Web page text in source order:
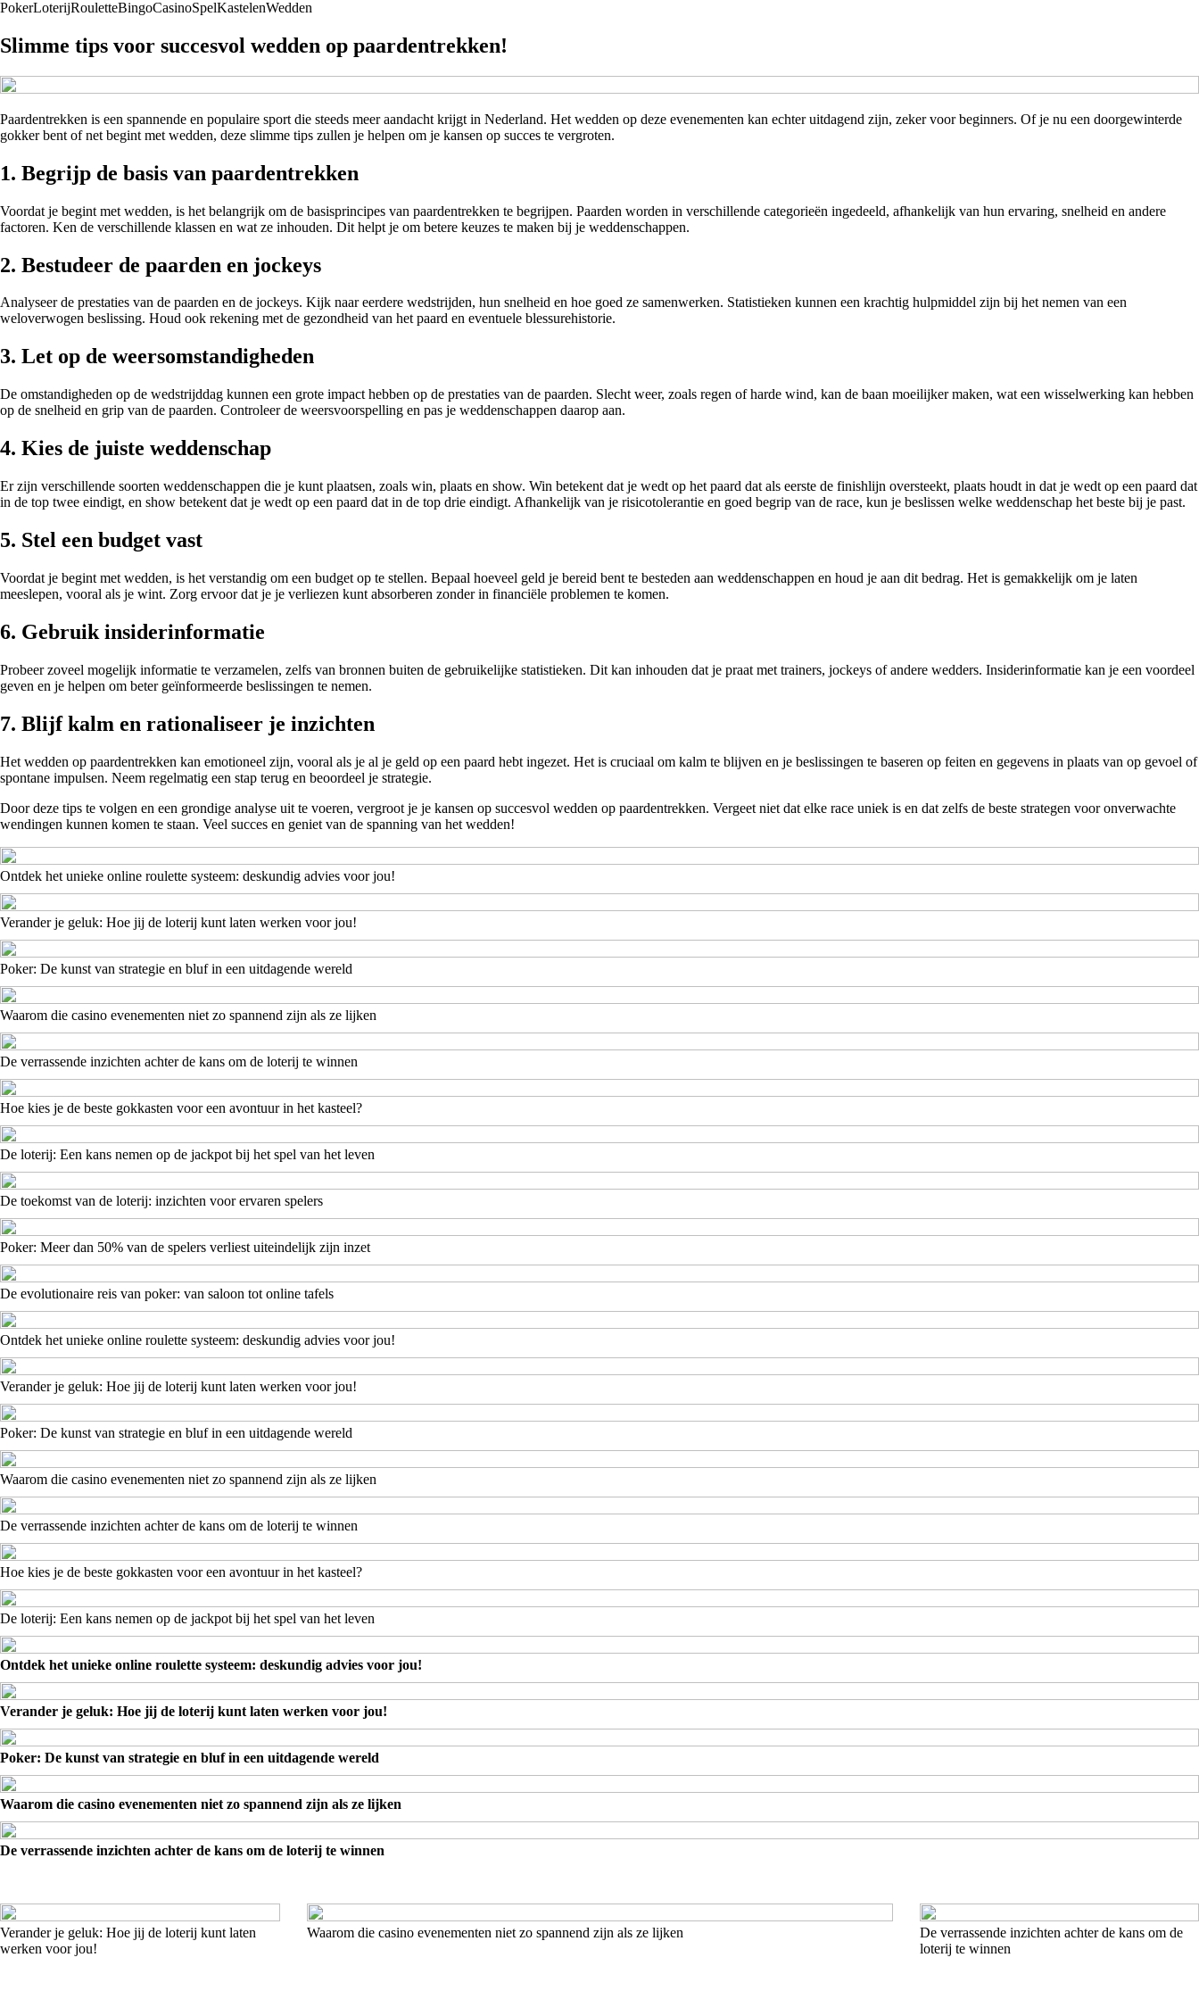
PokerLoterijRouletteBingoCasinoSpelKastelenWedden
Slimme tips voor succesvol wedden op paardentrekken!
Paardentrekken is een spannende en populaire sport die steeds meer aandacht krijgt in Nederland. Het wedden op deze evenementen kan echter uitdagend zijn, zeker voor beginners. Of je nu een doorgewinterde
gokker bent of net begint met wedden, deze slimme tips zullen je helpen om je kansen op succes te vergroten.
1. Begrijp de basis van paardentrekken
Voordat je begint met wedden, is het belangrijk om de basisprincipes van paardentrekken te begrijpen. Paarden worden in verschillende categorieën ingedeeld, afhankelijk van hun ervaring, snelheid en andere
factoren. Ken de verschillende klassen en wat ze inhouden. Dit helpt je om betere keuzes te maken bij je weddenschappen.
2. Bestudeer de paarden en jockeys
Analyseer de prestaties van de paarden en de jockeys. Kijk naar eerdere wedstrijden, hun snelheid en hoe goed ze samenwerken. Statistieken kunnen een krachtig hulpmiddel zijn bij het nemen van een
weloverwogen beslissing. Houd ook rekening met de gezondheid van het paard en eventuele blessurehistorie.
3. Let op de weersomstandigheden
De omstandigheden op de wedstrijddag kunnen een grote impact hebben op de prestaties van de paarden. Slecht weer, zoals regen of harde wind, kan de baan moeilijker maken, wat een wisselwerking kan hebben
op de snelheid en grip van de paarden. Controleer de weersvoorspelling en pas je weddenschappen daarop aan.
4. Kies de juiste weddenschap
Er zijn verschillende soorten weddenschappen die je kunt plaatsen, zoals win, plaats en show. Win betekent dat je wedt op het paard dat als eerste de finishlijn oversteekt, plaats houdt in dat je wedt op een paard dat
in de top twee eindigt, en show betekent dat je wedt op een paard dat in de top drie eindigt. Afhankelijk van je risicotolerantie en goed begrip van de race, kun je beslissen welke weddenschap het beste bij je past.
5. Stel een budget vast
Voordat je begint met wedden, is het verstandig om een budget op te stellen. Bepaal hoeveel geld je bereid bent te besteden aan weddenschappen en houd je aan dit bedrag. Het is gemakkelijk om je laten
meeslepen, vooral als je wint. Zorg ervoor dat je je verliezen kunt absorberen zonder in financiële problemen te komen.
6. Gebruik insiderinformatie
Probeer zoveel mogelijk informatie te verzamelen, zelfs van bronnen buiten de gebruikelijke statistieken. Dit kan inhouden dat je praat met trainers, jockeys of andere wedders. Insiderinformatie kan je een voordeel
geven en je helpen om beter geïnformeerde beslissingen te nemen.
7. Blijf kalm en rationaliseer je inzichten
Het wedden op paardentrekken kan emotioneel zijn, vooral als je al je geld op een paard hebt ingezet. Het is cruciaal om kalm te blijven en je beslissingen te baseren op feiten en gegevens in plaats van op gevoel of
spontane impulsen. Neem regelmatig een stap terug en beoordeel je strategie.
Door deze tips te volgen en een grondige analyse uit te voeren, vergroot je je kansen op succesvol wedden op paardentrekken. Vergeet niet dat elke race uniek is en dat zelfs de beste strategen voor onverwachte
wendingen kunnen komen te staan. Veel succes en geniet van de spanning van het wedden!
Ontdek het unieke online roulette systeem: deskundig advies voor jou!
Verander je geluk: Hoe jij de loterij kunt laten werken voor jou!
Poker: De kunst van strategie en bluf in een uitdagende wereld
Waarom die casino evenementen niet zo spannend zijn als ze lijken
De verrassende inzichten achter de kans om de loterij te winnen
Hoe kies je de beste gokkasten voor een avontuur in het kasteel?
De loterij: Een kans nemen op de jackpot bij het spel van het leven
De toekomst van de loterij: inzichten voor ervaren spelers
Poker: Meer dan 50% van de spelers verliest uiteindelijk zijn inzet
De evolutionaire reis van poker: van saloon tot online tafels
Ontdek het unieke online roulette systeem: deskundig advies voor jou!
Verander je geluk: Hoe jij de loterij kunt laten werken voor jou!
Poker: De kunst van strategie en bluf in een uitdagende wereld
Waarom die casino evenementen niet zo spannend zijn als ze lijken
De verrassende inzichten achter de kans om de loterij te winnen
Hoe kies je de beste gokkasten voor een avontuur in het kasteel?
De loterij: Een kans nemen op de jackpot bij het spel van het leven
Ontdek het unieke online roulette systeem: deskundig advies voor jou!
Verander je geluk: Hoe jij de loterij kunt laten werken voor jou!
Poker: De kunst van strategie en bluf in een uitdagende wereld
Waarom die casino evenementen niet zo spannend zijn als ze lijken
De verrassende inzichten achter de kans om de loterij te winnen
Verander je geluk: Hoe jij de loterij kunt laten
werken voor jou!
Waarom die casino evenementen niet zo spannend zijn als ze lijken
De verrassende inzichten achter de kans om de
loterij te winnen